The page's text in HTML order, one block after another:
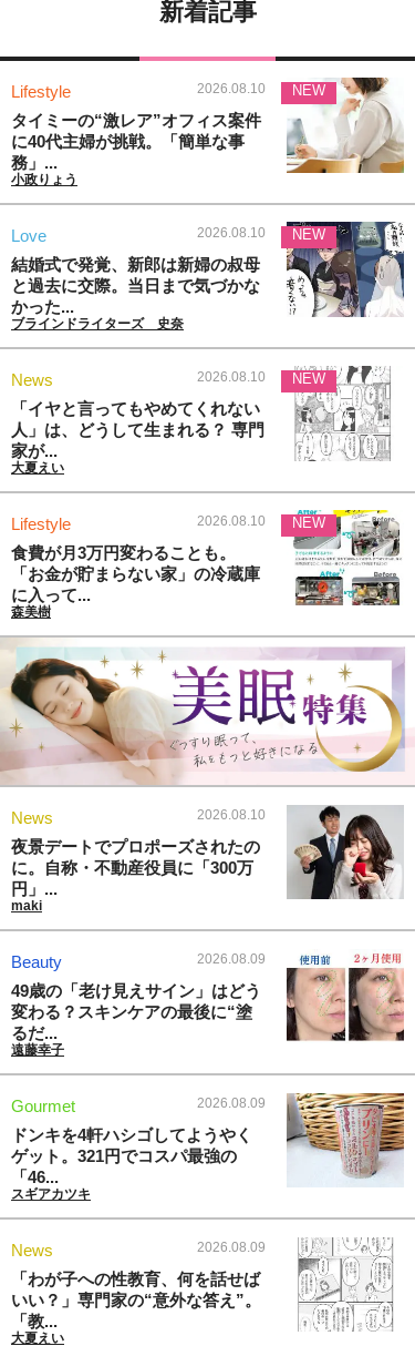
新着記事
Lifestyle 2026.08.10
タイミーの“激レア”オフィス案件
に40代主婦が挑戦。「簡単な事
務」...
小政りょう
NEW
Love 2026.08.10
結婚式で発覚、新郎は新婦の叔母
と過去に交際。当日まで気づかな
かった...
ブラインドライターズ 史奈
NEW
News 2026.08.10
「イヤと言ってもやめてくれない
人」は、どうして生まれる？ 専門
家が...
大夏えい
NEW
Lifestyle 2026.08.10
食費が月3万円変わることも。
「お金が貯まらない家」の冷蔵庫
に入って...
森美樹
NEW
News 2026.08.10
夜景デートでプロポーズされたの
に。自称・不動産役員に「300万
円」...
maki
Beauty 2026.08.09
49歳の「老け見えサイン」はどう
変わる？スキンケアの最後に“塗
るだ...
遠藤幸子
Gourmet 2026.08.09
ドンキを4軒ハシゴしてようやく
ゲット。321円でコスパ最強の
「46...
スギアカツキ
News 2026.08.09
「わが子への性教育、何を話せば
いい？」専門家の“意外な答え”。
「教...
大夏えい